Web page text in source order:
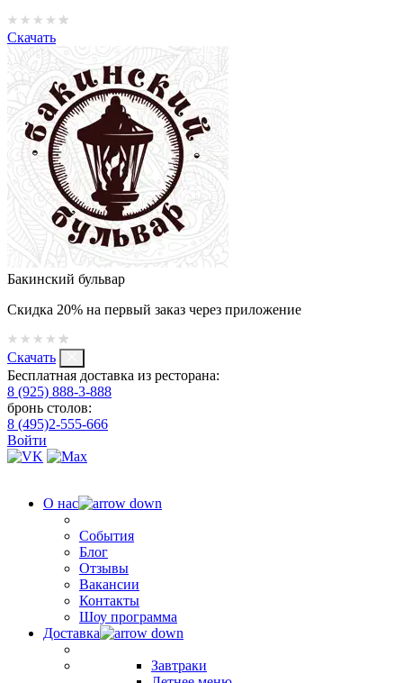
Скачать
Бакинский бульвар
Скидка 20% на первый заказ через приложение
Скачать
Бесплатная доставка из ресторана:
8 (925) 888-3-888
бронь столов:
8 (495)2-555-666
Войти
О нас
События
Блог
Отзывы
Вакансии
Контакты
Шоу программа
Доставка
Завтраки